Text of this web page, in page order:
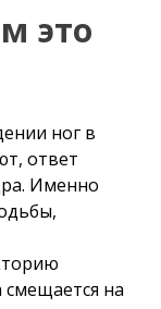
это
ног в
ответ
Именно
смещается на